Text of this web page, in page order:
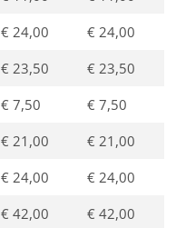
€ 24,00 € 24,00
€ 23,50 € 23,50
€ 7,50 € 7,50
€ 21,00 € 21,00
€ 24,00 € 24,00
€ 42,00 € 42,00